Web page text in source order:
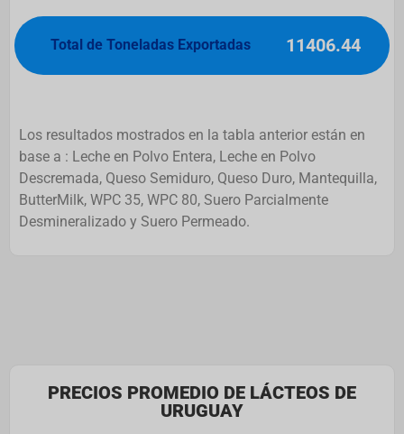
Total de Toneladas Exportadas 11406.44
Los resultados mostrados en la tabla anterior están en
base a : Leche en Polvo Entera, Leche en Polvo
Descremada, Queso Semiduro, Queso Duro, Mantequilla,
ButterMilk, WPC 35, WPC 80, Suero Parcialmente
Desmineralizado y Suero Permeado.
PRECIOS PROMEDIO DE LÁCTEOS DE
URUGUAY